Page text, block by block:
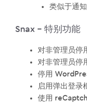
类似于通
Snax – 特别功能
对非管理员停
对非管理员停
停用
启用弹出登录
使用